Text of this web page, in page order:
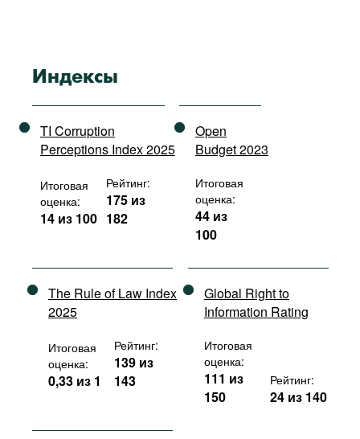
Индексы
TI Corruption
Perceptions Index 2025
Итоговая
оценка:
14 из 100
Рейтинг:
175 из
182
Open
Budget 2023
Итоговая
оценка:
44 из
100
The Rule of Law Index
2025
Итоговая
оценка:
0,33 из 1
Рейтинг:
139 из
143
Global Right to
Information Rating
Итоговая
оценка:
111 из
150
Рейтинг:
24 из 140